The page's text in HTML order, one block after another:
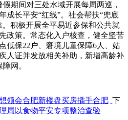
期间对三处水域开展每周两巡，
成长平安“红线”。社会帮扶“兜底
积极开展全平易近参保和公共就
政策。常态化入户核查，健全坚苦
低保22户、窘境儿童保障6人、姑
人证并发放相关补助，新增高龄补
网。
领会合肥新楼盘买房插手合肥 下
局以食物平安专项整治查验